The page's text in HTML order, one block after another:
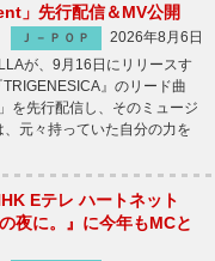
」先行配信＆MV公開
Ｊ－ＰＯＰ
2026年8月6日
が、9月16日にリリースす
』のリード曲
を先行配信し、そのミュージ
元々持っていた自分の力を
Eテレ ハートネット
夜に。』に今年もMCと